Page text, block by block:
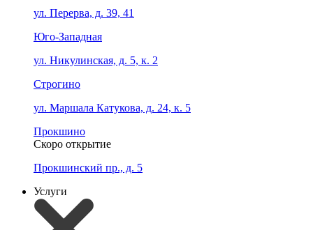
ул. Перерва, д. 39, 41
Юго-Западная
ул. Никулинская, д. 5, к. 2
Строгино
ул. Маршала Катукова, д. 24, к. 5
Прокшино
Скоро открытие
Прокшинский пр., д. 5
Услуги